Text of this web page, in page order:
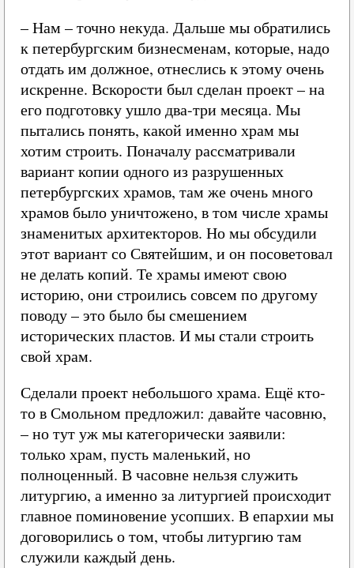
– Нам – точно некуда. Дальше мы обратились
к петербургским бизнесменам, которые, надо
отдать им должное, отнеслись к этому очень
искренне. Вскорости был сделан проект – на
его подготовку ушло два-три месяца. Мы
пытались понять, какой именно храм мы
хотим строить. Поначалу рассматривали
вариант копии одного из разрушенных
петербургских храмов, там же очень много
храмов было уничтожено, в том числе храмы
знаменитых архитекторов. Но мы обсудили
этот вариант со Святейшим, и он посоветовал
не делать копий. Те храмы имеют свою
историю, они строились совсем по другому
поводу – это было бы смешением
исторических пластов. И мы стали строить
свой храм.
Сделали проект небольшого храма. Ещё кто-
то в Смольном предложил: давайте часовню,
– но тут уж мы категорически заявили:
только храм, пусть маленький, но
полноценный. В часовне нельзя служить
литургию, а именно за литургией происходит
главное поминовение усопших. В епархии мы
договорились о том, чтобы литургию там
служили каждый день.